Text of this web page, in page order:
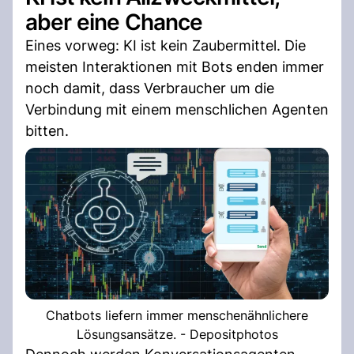
aber eine Chance
Eines vorweg: KI ist kein Zaubermittel. Die
meisten Interaktionen mit Bots enden immer
noch damit, dass Verbraucher um die
Verbindung mit einem menschlichen Agenten
bitten.
Chatbots liefern immer menschenähnlichere
Lösungsansätze. - Depositphotos